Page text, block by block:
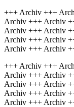
+++ Archiv +++
Archiv +++ Archiv
Archiv +++ Archiv
Archiv +++ Archiv
Archiv +++ Archiv
+++ Archiv +++
Archiv +++ Archiv
Archiv +++ Archiv
Archiv +++ Archiv
Archiv +++ Archiv